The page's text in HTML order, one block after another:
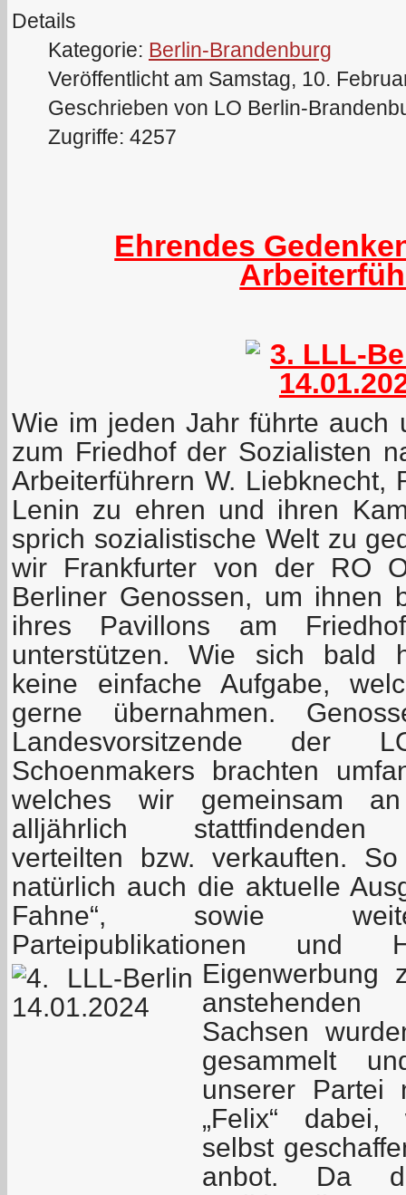
Details
Kategorie: Berlin-Brandenburg
Veröffentlicht am Samstag, 10.
Geschrieben von LO Berlin-
Zugriffe: 4257
Ehrendes
Wie im jeden Jahr führte auch
zum Friedhof der Sozialisten
Arbeiterführern W. Liebknecht,
Lenin zu ehren und ihren
sprich sozialistische Welt zu
wir Frankfurter von der RO
Berliner Genossen, um ihnen
ihres Pavillons am
unterstützen. Wie sich bald
keine einfache Aufgabe,
gerne übernahmen.
Landesvorsitzende der
Schoenmakers brachten
welches wir gemeinsam
alljährlich stattfindenden
verteilten bzw. verkauften.
natürlich auch die aktuelle
Fahne“, sowie
Parteipublikationen
Eigenwerbung
Sachsen
gesammelt
unserer Partei
„Felix“
selbst
anbot. Da